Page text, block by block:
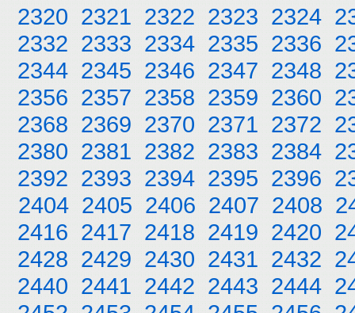
2320 2321 2322 2323 2324
2332 2333 2334 2335 2336
2344 2345 2346 2347 2348
2356 2357 2358 2359 2360
2368 2369 2370 2371 2372
2380 2381 2382 2383 2384
2392 2393 2394 2395 2396
2404 2405 2406 2407 2408
2416 2417 2418 2419 2420
2428 2429 2430 2431 2432
2440 2441 2442 2443 2444